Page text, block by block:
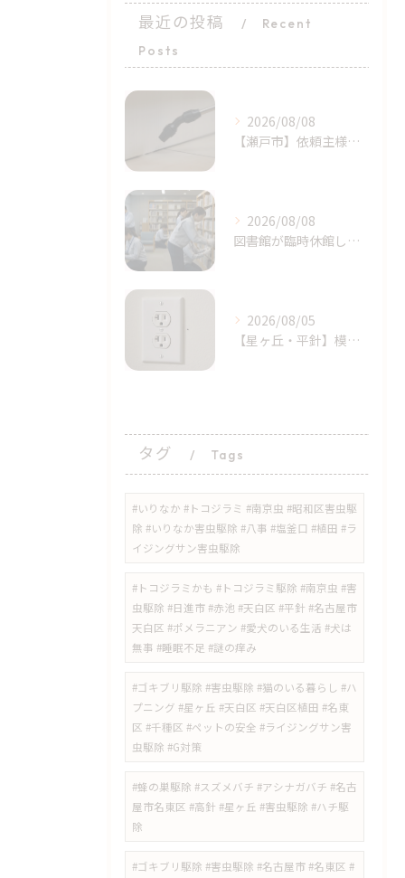
最近の投稿
Recent
Posts
2026/08/08
​【瀬戸市】依頼主様の完璧に近い初期対応！シバンムシ駆除の「プロによる追加施工」｜天白区ライジング・サン
2026/08/08
図書館が臨時休館したトコジラミ問題とは？家庭でも注意｜天白区塩釜口
2026/08/05
【星ヶ丘・平針】模様替えで気付いた…コンセントの「消えない黒い点」｜トコジラミのサインかもしれません
タグ Tags
#いりなか #トコジラミ #南京虫 #昭和区害虫駆
除 #いりなか害虫駆除 #八事 #塩釜口 #植田 #ラ
イジングサン害虫駆除
​#トコジラミかも #トコジラミ駆除 #南京虫 #害
虫駆除 #日進市 #赤池 #天白区 #平針 #名古屋市
天白区 #ポメラニアン #愛犬のいる生活 #犬は
無事 #睡眠不足 #謎の痒み
​#ゴキブリ駆除 #害虫駆除 #猫のいる暮らし #ハ
プニング #星ヶ丘 #天白区 #天白区植田 #名東
区 #千種区 #ペットの安全 #ライジングサン害
虫駆除 #G対策
#蜂の巣駆除 #スズメバチ #アシナガバチ #名古
屋市名東区 #高針 #星ヶ丘 #害虫駆除 #ハチ駆
除
#ゴキブリ駆除 #害虫駆除 #名古屋市 #名東区 #